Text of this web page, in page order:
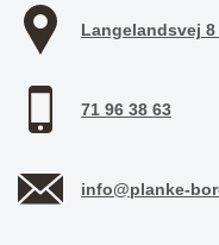
Langelandsvej
71 96 38 63
info@planke-